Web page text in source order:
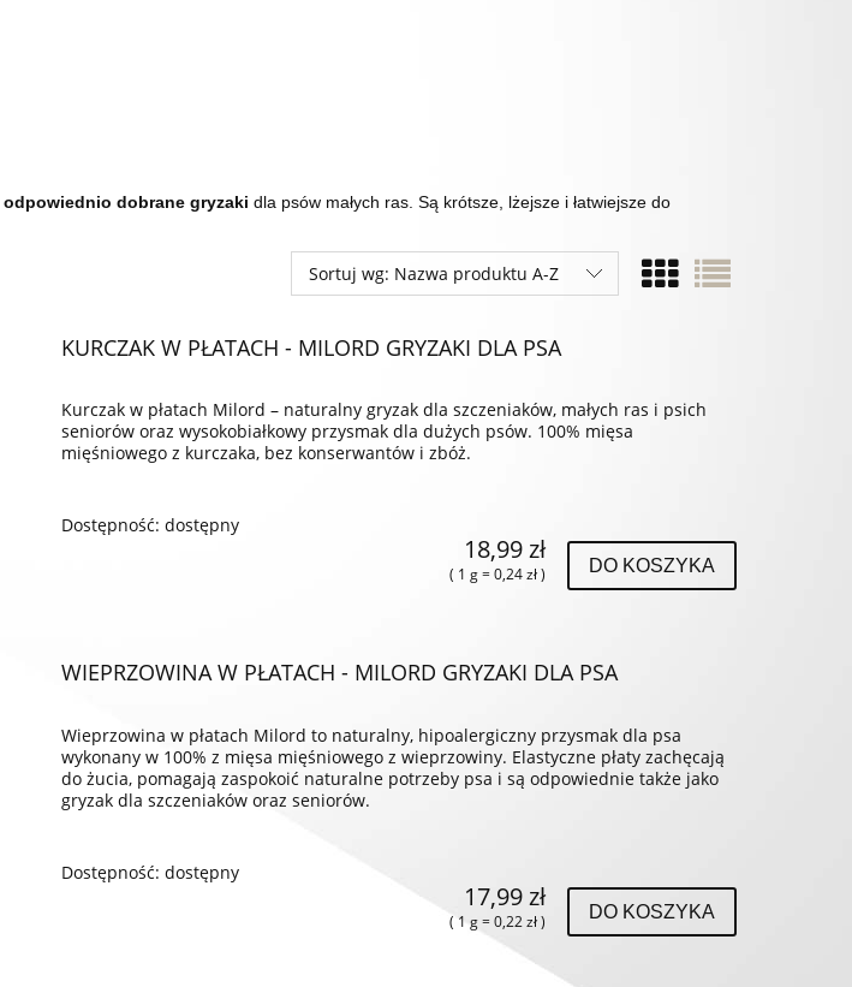
odpowiednio dobrane gryzaki dla psów małych ras. Są krótsze, lżejsze i łatwiejsze do
Sortuj wg: Nazwa produktu A-Z
KURCZAK W PŁATACH - MILORD GRYZAKI DLA PSA
Kurczak w płatach Milord – naturalny gryzak dla szczeniaków, małych ras i psich
seniorów oraz wysokobiałkowy przysmak dla dużych psów. 100% mięsa
mięśniowego z kurczaka, bez konserwantów i zbóż.
Dostępność: dostępny
18,99 zł
( 1 g = 0,24 zł ) DO KOSZYKA
WIEPRZOWINA W PŁATACH - MILORD GRYZAKI DLA PSA
Wieprzowina w płatach Milord to naturalny, hipoalergiczny przysmak dla psa
wykonany w 100% z mięsa mięśniowego z wieprzowiny. Elastyczne płaty zachęcają
do żucia, pomagają zaspokoić naturalne potrzeby psa i są odpowiednie także jako
gryzak dla szczeniaków oraz seniorów.
Dostępność: dostępny
17,99 zł
( 1 g = 0,22 zł ) DO KOSZYKA